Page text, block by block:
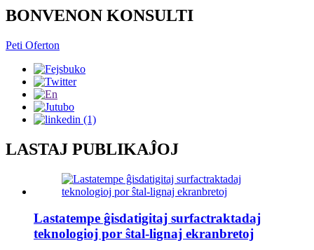
BONVENON KONSULTI
Peti Oferton
LASTAJ PUBLIKAĴOJ
Lastatempe ĝisdatigitaj surfactraktadaj
teknologioj por ŝtal-lignaj ekranbretoj